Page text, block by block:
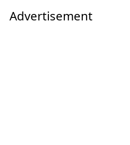
Advertisement